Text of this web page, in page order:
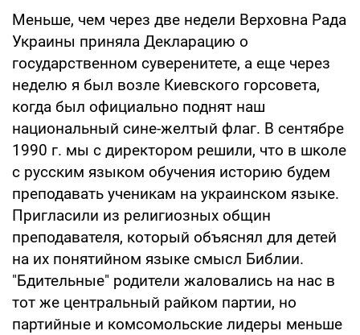
Меньше, чем через две недели Верховна Рада
Украины приняла Декларацию о
государственном суверенитете, а еще через
неделю я был возле Киевского горсовета,
когда был официально поднят наш
национальный сине-желтый флаг. В сентябре
1990 г. мы с директором решили, что в школе
с русским языком обучения историю будем
преподавать ученикам на украинском языке.
Пригласили из религиозных общин
преподавателя, который объяснял для детей
на их понятийном языке смысл Библии.
"Бдительные" родители жаловались на нас в
тот же центральный райком партии, но
партийные и комсомольские лидеры меньше